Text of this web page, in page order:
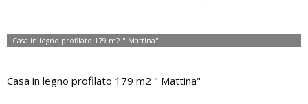
Casa in legno profilato 179 m2 " Mattina"